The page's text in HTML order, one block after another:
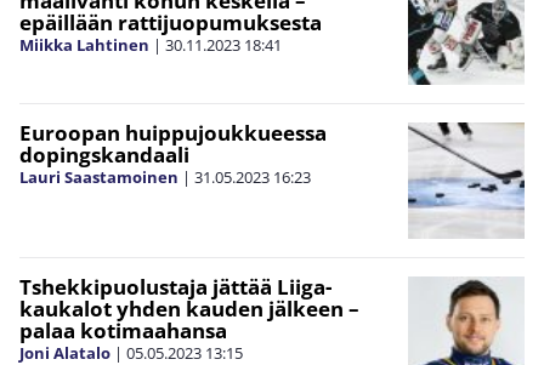
epäillään rattijuopumuksesta
Miikka Lahtinen | 30.11.2023 18:41
Euroopan huippujoukkueessa
dopingskandaali
Lauri Saastamoinen | 31.05.2023 16:23
Tshekkipuolustaja jättää Liiga-
kaukalot yhden kauden jälkeen –
palaa kotimaahansa
Joni Alatalo | 05.05.2023 13:15